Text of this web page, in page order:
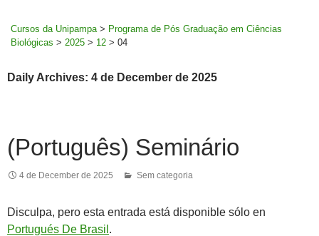
Cursos da Unipampa > Programa de Pós Graduação em Ciências
Biológicas > 2025 > 12 > 04
Daily Archives: 4 de December de 2025
(Português) Seminário
4 de December de 2025 Sem categoria
Disculpa, pero esta entrada está disponible sólo en
Portugués De Brasil .